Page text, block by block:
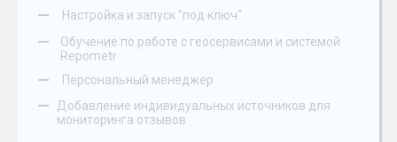
– Настройка и запуск "под ключ"
–
Обучение по работе с геосервисами и системой
Repometr
– Персональный менеджер
–
Добавление индивидуальных источников для
мониторинга отзывов